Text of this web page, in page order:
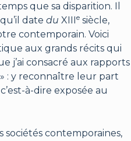
que sa disparition. Il
date du XIII e siècle,
contemporain. Voici
aux grands récits qui
j’ai consacré aux rapports
: y reconnaître leur part
à-dire exposée au
sociétés contemporaines,